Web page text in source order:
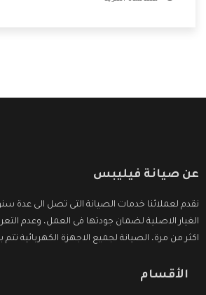
عن صيانة فيليبس
نقدم لعملائنا خدمات الصيانة التى تصل الى عدة
الغيار الاصلية لضمان جودتها فى العمل، وعدم
اكثر من مرة، الصيانة لجميع الاجهزة الكهربائية
الأقسام